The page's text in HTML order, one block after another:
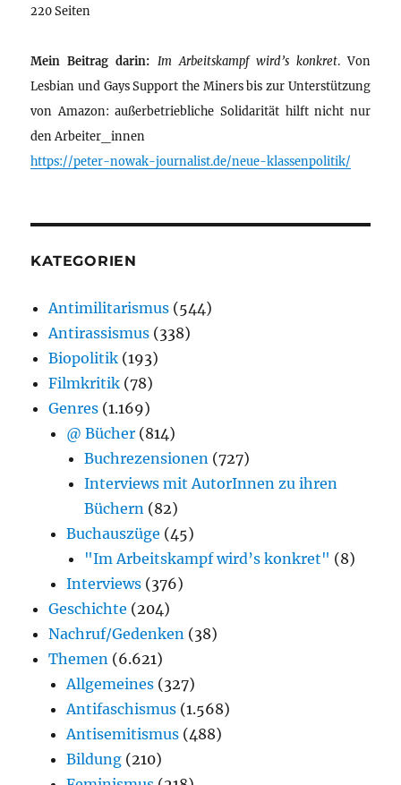
220 Seiten
Mein Beitrag darin: Im Arbeitskampf wird’s konkret. Von
Lesbian und Gays Support the Miners bis zur Unterstützung
von Amazon: außerbetriebliche Solidarität hilft nicht nur
den Arbeiter_innen
https://peter-nowak-journalist.de/neue-klassenpolitik/
KATEGORIEN
Antimilitarismus (544)
Antirassismus (338)
Biopolitik (193)
Filmkritik (78)
Genres (1.169)
@ Bücher (814)
Buchrezensionen (727)
Interviews mit AutorInnen zu ihren
Büchern (82)
Buchauszüge (45)
"Im Arbeitskampf wird’s konkret" (8)
Interviews (376)
Geschichte (204)
Nachruf/Gedenken (38)
Themen (6.621)
Allgemeines (327)
Antifaschismus (1.568)
Antisemitismus (488)
Bildung (210)